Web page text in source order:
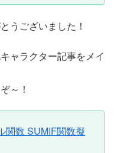
うございました！
ャラクター記事をメイ
～！
関数 SUMIF関数擬